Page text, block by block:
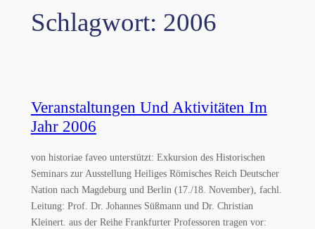
Schlagwort: 2006
Veranstaltungen Und Aktivitäten Im
Jahr 2006
von historiae faveo unterstützt: Exkursion des Historischen
Seminars zur Ausstellung Heiliges Römisches Reich Deutscher
Nation nach Magdeburg und Berlin (17./18. November), fachl.
Leitung: Prof. Dr. Johannes Süßmann und Dr. Christian
Kleinert. aus der Reihe Frankfurter Professoren tragen vor: